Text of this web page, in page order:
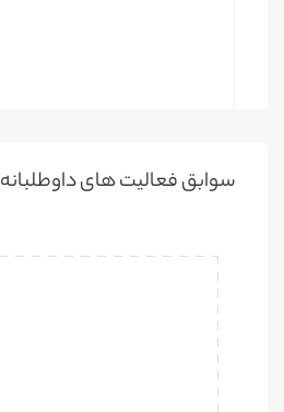
سوابق فعالیت های داوطلبانه